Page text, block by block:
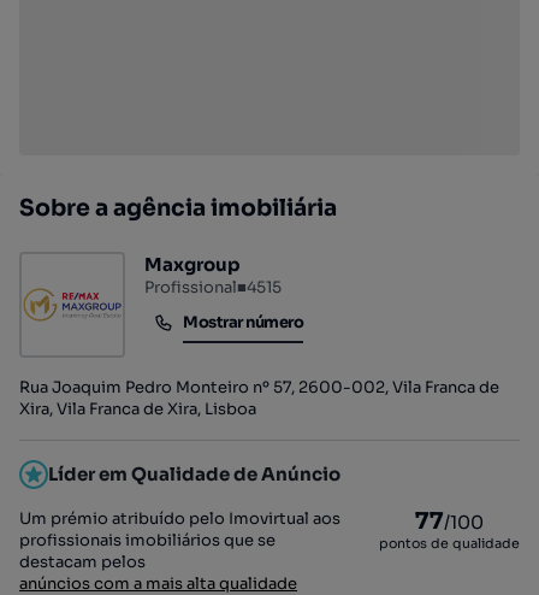
Sobre a agência imobiliária
Maxgroup
Profissional■4515
Mostrar número
Mostrar número
Rua Joaquim Pedro Monteiro nº 57, 2600-002, Vila Franca de
Xira, Vila Franca de Xira, Lisboa
Líder em Qualidade de Anúncio
Um prémio atribuído pelo Imovirtual aos
profissionais imobiliários que se
destacam pelos
anúncios com a mais alta qualidade
77/100
pontos de qualidade